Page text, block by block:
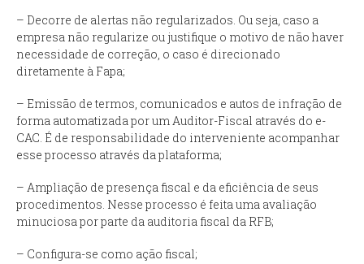
– Decorre de alertas não regularizados. Ou seja, caso a
empresa não regularize ou justifique o motivo de não haver
necessidade de correção, o caso é direcionado
diretamente à Fapa;
– Emissão de termos, comunicados e autos de infração de
forma automatizada por um Auditor-Fiscal através do e-
CAC. É de responsabilidade do interveniente acompanhar
esse processo através da plataforma;
– Ampliação de presença fiscal e da eficiência de seus
procedimentos. Nesse processo é feita uma avaliação
minuciosa por parte da auditoria fiscal da RFB;
– Configura-se como ação fiscal;